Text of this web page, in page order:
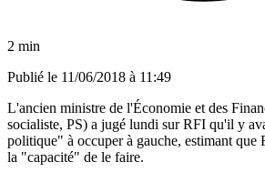
2 min
Publié le 11/06/2018 à 11:49
L'ancien ministre de l'Économie et des
socialiste, PS) a jugé lundi sur RFI qu'il y
politique" à occuper à gauche, estimant que
la "capacité" de le faire.